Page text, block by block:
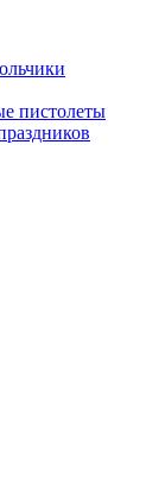
пистолеты